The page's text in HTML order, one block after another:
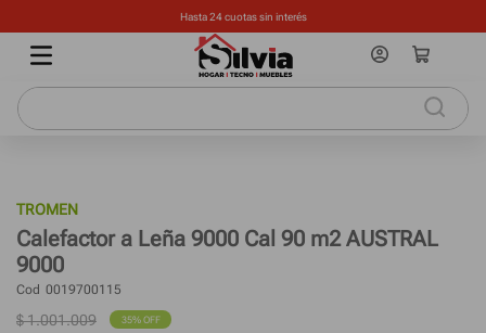
Hasta 24 cuotas sin interés
TROMEN
Calefactor a Leña 9000 Cal 90 m2 AUSTRAL
9000
Cod 0019700115
$1.001.009 35% OFF